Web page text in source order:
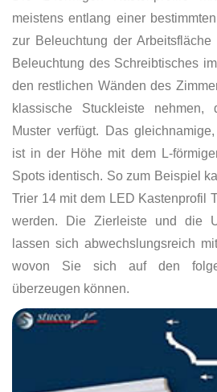
meistens entlang einer
zur Beleuchtung der
Beleuchtung des Schreibtisches
den restlichen Wänden des
klassische Stuckleiste
Muster verfügt. Das
ist in der Höhe mit dem L-
Spots identisch. So zum Beispiel
Trier 14 mit dem LED Kastenprofil
werden. Die Zierleiste und die
lassen sich abwechslungsreich
wovon Sie sich auf den
überzeugen können.